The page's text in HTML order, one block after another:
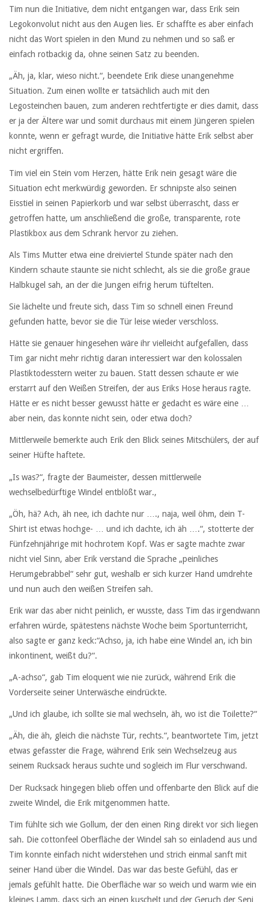
Tim nun die Initiative, dem nicht entgangen war, dass Erik sein
Legokonvolut nicht aus den Augen lies. Er schaffte es aber einfach
nicht das Wort spielen in den Mund zu nehmen und so saß er
einfach rotbackig da, ohne seinen Satz zu beenden.
„Äh, ja, klar, wieso nicht.“, beendete Erik diese unangenehme
Situation. Zum einen wollte er tatsächlich auch mit den
Legosteinchen bauen, zum anderen rechtfertigte er dies damit, dass
er ja der Ältere war und somit durchaus mit einem Jüngeren spielen
konnte, wenn er gefragt wurde, die Initiative hätte Erik selbst aber
nicht ergriffen.
Tim viel ein Stein vom Herzen, hätte Erik nein gesagt wäre die
Situation echt merkwürdig geworden. Er schnipste also seinen
Eisstiel in seinen Papierkorb und war selbst überrascht, dass er
getroffen hatte, um anschließend die große, transparente, rote
Plastikbox aus dem Schrank hervor zu ziehen.
Als Tims Mutter etwa eine dreiviertel Stunde später nach den
Kindern schaute staunte sie nicht schlecht, als sie die große graue
Halbkugel sah, an der die Jungen eifrig herum tüftelten.
Sie lächelte und freute sich, dass Tim so schnell einen Freund
gefunden hatte, bevor sie die Tür leise wieder verschloss.
Hätte sie genauer hingesehen wäre ihr vielleicht aufgefallen, dass
Tim gar nicht mehr richtig daran interessiert war den kolossalen
Plastiktodesstern weiter zu bauen. Statt dessen schaute er wie
erstarrt auf den Weißen Streifen, der aus Eriks Hose heraus ragte.
Hätte er es nicht besser gewusst hätte er gedacht es wäre eine …
aber nein, das konnte nicht sein, oder etwa doch?
Mittlerweile bemerkte auch Erik den Blick seines Mitschülers, der auf
seiner Hüfte haftete.
„Is was?“, fragte der Baumeister, dessen mittlerweile
wechselbedürftige Windel entblößt war.,
„Öh, hä? Ach, äh nee, ich dachte nur …., naja, weil öhm, dein T-
Shirt ist etwas hochge- … und ich dachte, ich äh ….“, stotterte der
Fünfzehnjährige mit hochrotem Kopf. Was er sagte machte zwar
nicht viel Sinn, aber Erik verstand die Sprache „peinliches
Herumgebrabbel“ sehr gut, weshalb er sich kurzer Hand umdrehte
und nun auch den weißen Streifen sah.
Erik war das aber nicht peinlich, er wusste, dass Tim das irgendwann
erfahren würde, spätestens nächste Woche beim Sportunterricht,
also sagte er ganz keck:“Achso, ja, ich habe eine Windel an, ich bin
inkontinent, weißt du?“.
„A-achso“, gab Tim eloquent wie nie zurück, während Erik die
Vorderseite seiner Unterwäsche eindrückte.
„Und ich glaube, ich sollte sie mal wechseln, äh, wo ist die Toilette?“
„Äh, die äh, gleich die nächste Tür, rechts.“, beantwortete Tim, jetzt
etwas gefasster die Frage, während Erik sein Wechselzeug aus
seinem Rucksack heraus suchte und sogleich im Flur verschwand.
Der Rucksack hingegen blieb offen und offenbarte den Blick auf die
zweite Windel, die Erik mitgenommen hatte.
Tim fühlte sich wie Gollum, der den einen Ring direkt vor sich liegen
sah. Die cottonfeel Oberfläche der Windel sah so einladend aus und
Tim konnte einfach nicht widerstehen und strich einmal sanft mit
seiner Hand über die Windel. Das war das beste Gefühl, das er
jemals gefühlt hatte. Die Oberfläche war so weich und warm wie ein
kleines Lamm, dass sich an einen kuschelt und der Geruch der Seni